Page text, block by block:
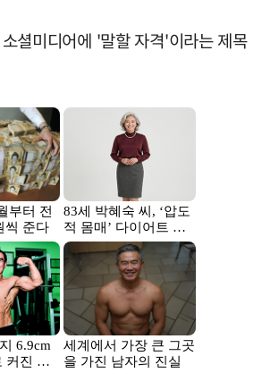
셜미디어에 '말할 자격'이라는 제목